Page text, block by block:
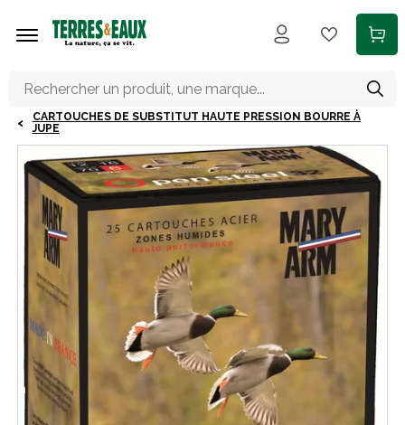
CARTOUCHES DE SUBSTITUT HAUTE PRESSION BOURRE À
JUPE